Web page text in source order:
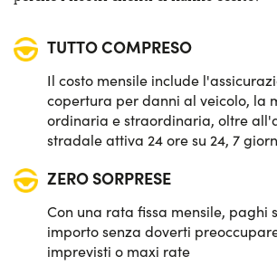
Sistema di avviso e mantenimento
Sistema di frenata d'emergenza
Telecamera posteriore di
TUTTO COMPRESO
Il costo mensile include
copertura per danni al veicolo, la
ordinaria e straordinaria, oltre
stradale attiva 24 ore su 24, 7
ZERO SORPRESE
Con una rata fissa mensile, paghi
importo senza doverti
imprevisti o maxi rate